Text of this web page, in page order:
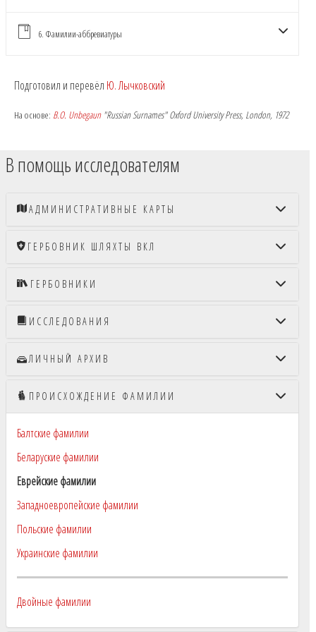
6. Фамилии-аббревиатуры
Подготовил и перевёл Ю. Лычковский
На основе: B.O. Unbegaun"Russian Surnames" Oxford University Press, London, 1972
В помощь исследователям
АДМИНИСТРАТИВНЫЕ КАРТЫ
ГЕРБОВНИК ШЛЯХТЫ ВКЛ
ГЕРБОВНИКИ
ИССЛЕДОВАНИЯ
ЛИЧНЫЙ АРХИВ
ПРОИСХОЖДЕНИЕ ФАМИЛИИ
Балтские фамилии
Беларуские фамилии
Еврейские фамилии
Западноевропейские фамилии
Польские фамилии
Украинские фамилии
Двойные фамилии